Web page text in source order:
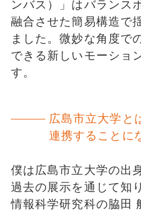
ンバス）」はバランス
融合させた簡易構造で
ました。微妙な角度で
できる新しいモーショ
す。
広島市立大学と
連携することに
僕は広島市立大学の出
過去の展示を通じて知
情報科学研究科の脇田